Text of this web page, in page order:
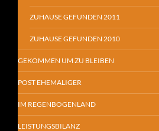
ZUHAUSE GEFUNDEN 2011
ZUHAUSE GEFUNDEN 2010
GEKOMMEN UM ZU BLEIBEN
POST EHEMALIGER
IM REGENBOGENLAND
LEISTUNGSBILANZ